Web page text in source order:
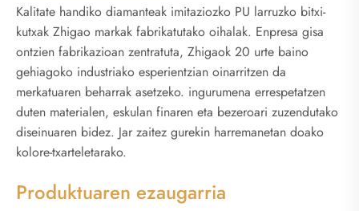
Kalitate handiko diamanteak imitaziozko PU larruzko bitxi-
kutxak Zhigao markak fabrikatutako oihalak. Enpresa gisa
ontzien fabrikazioan zentratuta, Zhigaok 20 urte baino
gehiagoko industriako esperientzian oinarritzen da
merkatuaren beharrak asetzeko. ingurumena errespetatzen
duten materialen, eskulan finaren eta bezeroari zuzendutako
diseinuaren bidez. Jar zaitez gurekin harremanetan doako
kolore-txarteletarako.
Produktuaren ezaugarria